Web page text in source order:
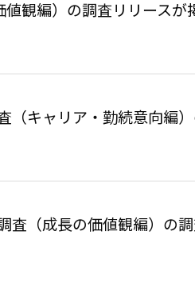
観編）の調査リリースが
（キャリア・勤続意向編
査（成長の価値観編）の